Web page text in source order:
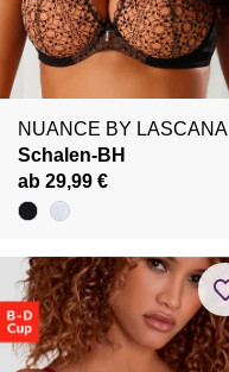
NUANCE BY LASCANA
Schalen-BH
ab 29,99 €